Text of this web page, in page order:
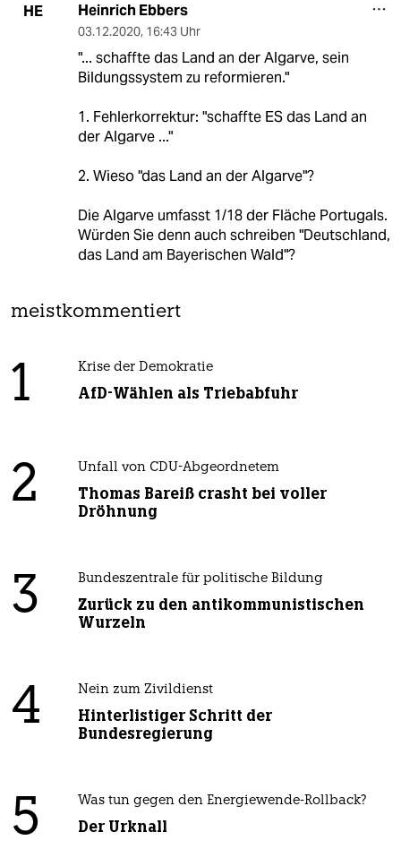
HE Heinrich Ebbers
03.12.2020, 16:43 Uhr
"... schaffte das Land an der Algarve, sein
Bildungssystem zu reformieren."
1. Fehlerkorrektur: "schaffte ES das Land an
der Algarve ..."
2. Wieso "das Land an der Algarve"?
Die Algarve umfasst 1/18 der Fläche Portugals.
Würden Sie denn auch schreiben "Deutschland,
das Land am Bayerischen Wald"?
meistkommentiert
1 Krise der Demokratie
AfD-Wählen als Triebabfuhr
2 Unfall von CDU-Abgeordnetem
Thomas Bareiß crasht bei voller
Dröhnung
3 Bundeszentrale für politische Bildung
Zurück zu den antikommunistischen
Wurzeln
4 Nein zum Zivildienst
Hinterlistiger Schritt der
Bundesregierung
5 Was tun gegen den Energiewende-Rollback?
Der Urknall